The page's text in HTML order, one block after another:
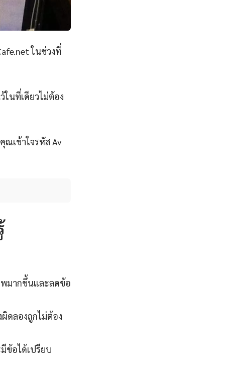
ในช่วงที่
นที่เดียวไม่ต้อง
เข้าใจรหัส Av
มากขึ้นและลดข้อ
ดลองถูกไม่ต้อง
ข้อได้เปรียบ